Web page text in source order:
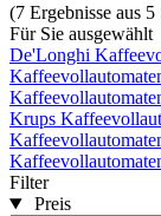
(7 Ergebnisse aus 5
Für Sie ausgewählt
De'Longhi
Krups
Filter
Preis